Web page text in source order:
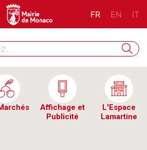
FR EN IT
Affichage et
Publicité
L'Espace
Lamartine